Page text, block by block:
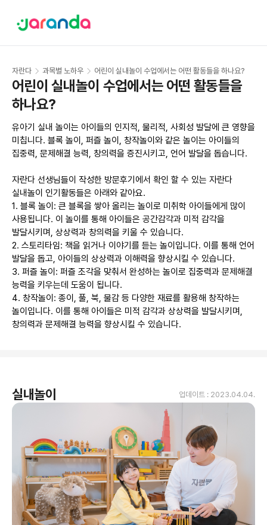
자란다 과목별 노하우 어린이 실내놀이 수업에서는 어떤 활동들을 하나요?
어린이 실내놀이 수업에서는 어떤 활동들을
하나요?
유아기 실내 놀이는 아이들의 인지적, 물리적, 사회성 발달에 큰 영향을
미칩니다. 블록 놀이, 퍼즐 놀이, 창작놀이와 같은 놀이는 아이들의
집중력, 문제해결 능력, 창의력을 증진시키고, 언어 발달을 돕습니다.
자란다 선생님들이 작성한 방문후기에서 확인 할 수 있는 자란다
실내놀이 인기활동들은 아래와 같아요.
1. 블록 놀이: 큰 블록을 쌓아 올리는 놀이로 미취학 아이들에게 많이
사용됩니다. 이 놀이를 통해 아이들은 공간감각과 미적 감각을
발달시키며, 상상력과 창의력을 키울 수 있습니다.
2. 스토리타임: 책을 읽거나 이야기를 듣는 놀이입니다. 이를 통해 언어
발달을 돕고, 아이들의 상상력과 이해력을 향상시킬 수 있습니다.
3. 퍼즐 놀이: 퍼즐 조각을 맞춰서 완성하는 놀이로 집중력과 문제해결
능력을 키우는데 도움이 됩니다.
4. 창작놀이: 종이, 풀, 북, 물감 등 다양한 재료를 활용해 창작하는
놀이입니다. 이를 통해 아이들은 미적 감각과 상상력을 발달시키며,
창의력과 문제해결 능력을 향상시킬 수 있습니다.
실내놀이 업데이트 : 2023.04.04.